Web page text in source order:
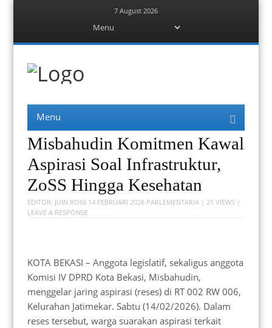
7 August 2026
Menu
Berita Bekasi
Menu
Misbahudin Komitmen Kawal
Aspirasi Soal Infrastruktur,
ZoSS Hingga Kesehatan
EDITOR: JUIN RONI 14 FEBRUARI 2026 PARLEMENTARIA| 21 VIEWS |
LEAVE A RESPONSE
KOTA BEKASI – Anggota legislatif, sekaligus anggota
Komisi IV DPRD Kota Bekasi, Misbahudin,
menggelar jaring aspirasi (reses) di RT 002 RW 006,
Kelurahan Jatimekar. Sabtu (14/02/2026). Dalam
reses tersebut, warga suarakan aspirasi terkait